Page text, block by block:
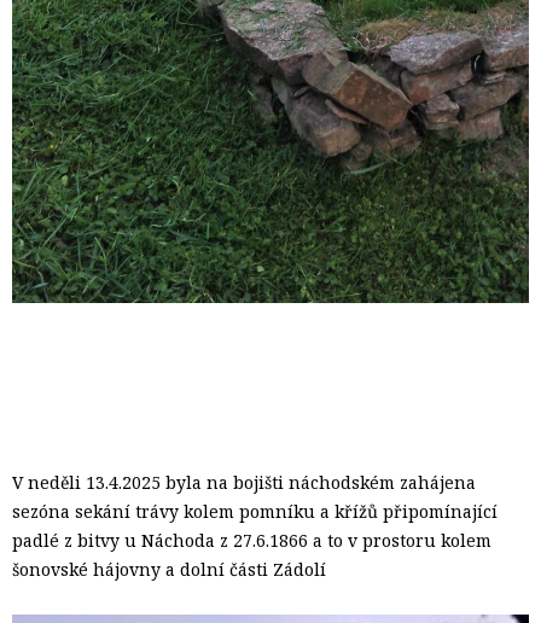
V neděli 13.4.2025 byla na bojišti náchodském zahájena
sezóna sekání trávy kolem pomníku a křížů připomínající
padlé z bitvy u Náchoda z 27.6.1866 a to v prostoru kolem
šonovské hájovny a dolní části Zádolí